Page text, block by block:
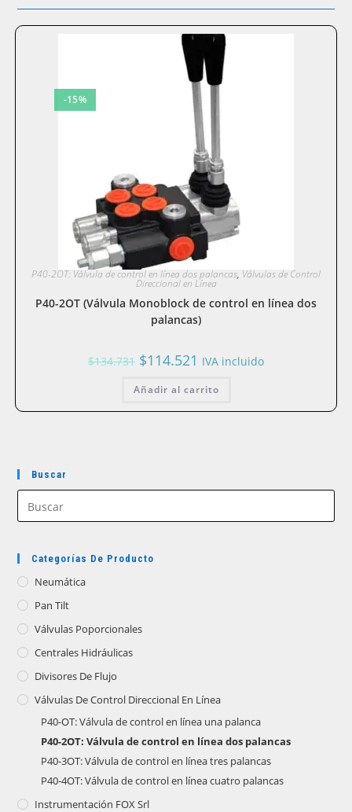
-15%
P40-2OT: Válvula de control en línea dos palancas, Válvulas de Control
Direccional en Línea
P40-2OT (Válvula Monoblock de control en línea dos
palancas)
$134.731 El
precio
era:
$114.521 El
precio
es:
IVA incluido
Añadir al carrito
Buscar
Categorías De Producto
Neumática
Pan Tilt
Válvulas Poporcionales
Centrales Hidráulicas
Divisores De Flujo
Válvulas De Control Direccional En Línea
P40-OT: Válvula de control en línea una palanca
P40-2OT: Válvula de control en línea dos palancas
P40-3OT: Válvula de control en línea tres palancas
P40-4OT: Válvula de control en línea cuatro palancas
Instrumentación FOX Srl